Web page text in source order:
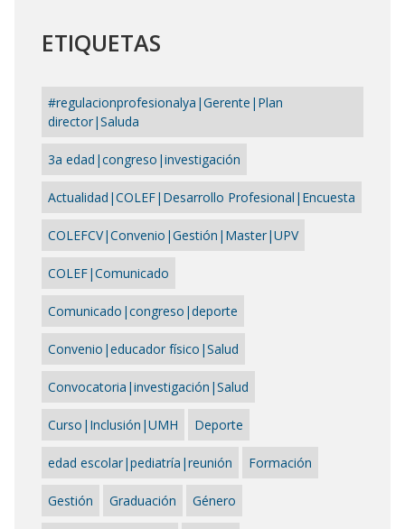
ETIQUETAS
#regulacionprofesionalya|Gerente|Plan
director|Saluda
3a edad|congreso|investigación
Actualidad|COLEF|Desarrollo Profesional|Encuesta
COLEFCV|Convenio|Gestión|Master|UPV
COLEF|Comunicado
Comunicado|congreso|deporte
Convenio|educador físico|Salud
Convocatoria|investigación|Salud
Curso|Inclusión|UMH Deporte
edad escolar|pediatría|reunión Formación
Gestión Graduación Género